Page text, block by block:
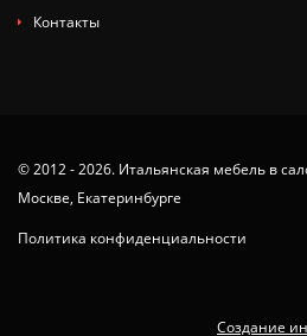
Контакты
© 2012 - 2026. Итальянская мебель в
Москве, Екатеринбурге
Политика конфиденциальности
Создание